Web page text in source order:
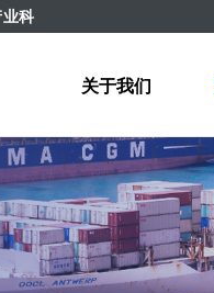
科
关于我们